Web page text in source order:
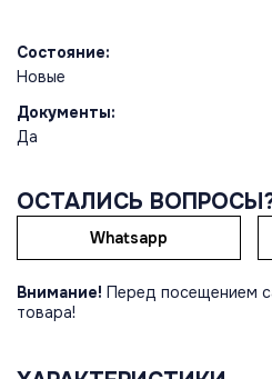
Состояние:
Новые
Документы:
Да
ОСТАЛИСЬ
Whatsapp
Внимание! Перед посещением
товара!